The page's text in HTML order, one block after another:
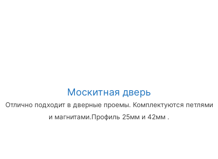
Москитная дверь
Отлично подходит в дверные проемы. Комплектуются петлями
и магнитами.Профиль 25мм и 42мм .